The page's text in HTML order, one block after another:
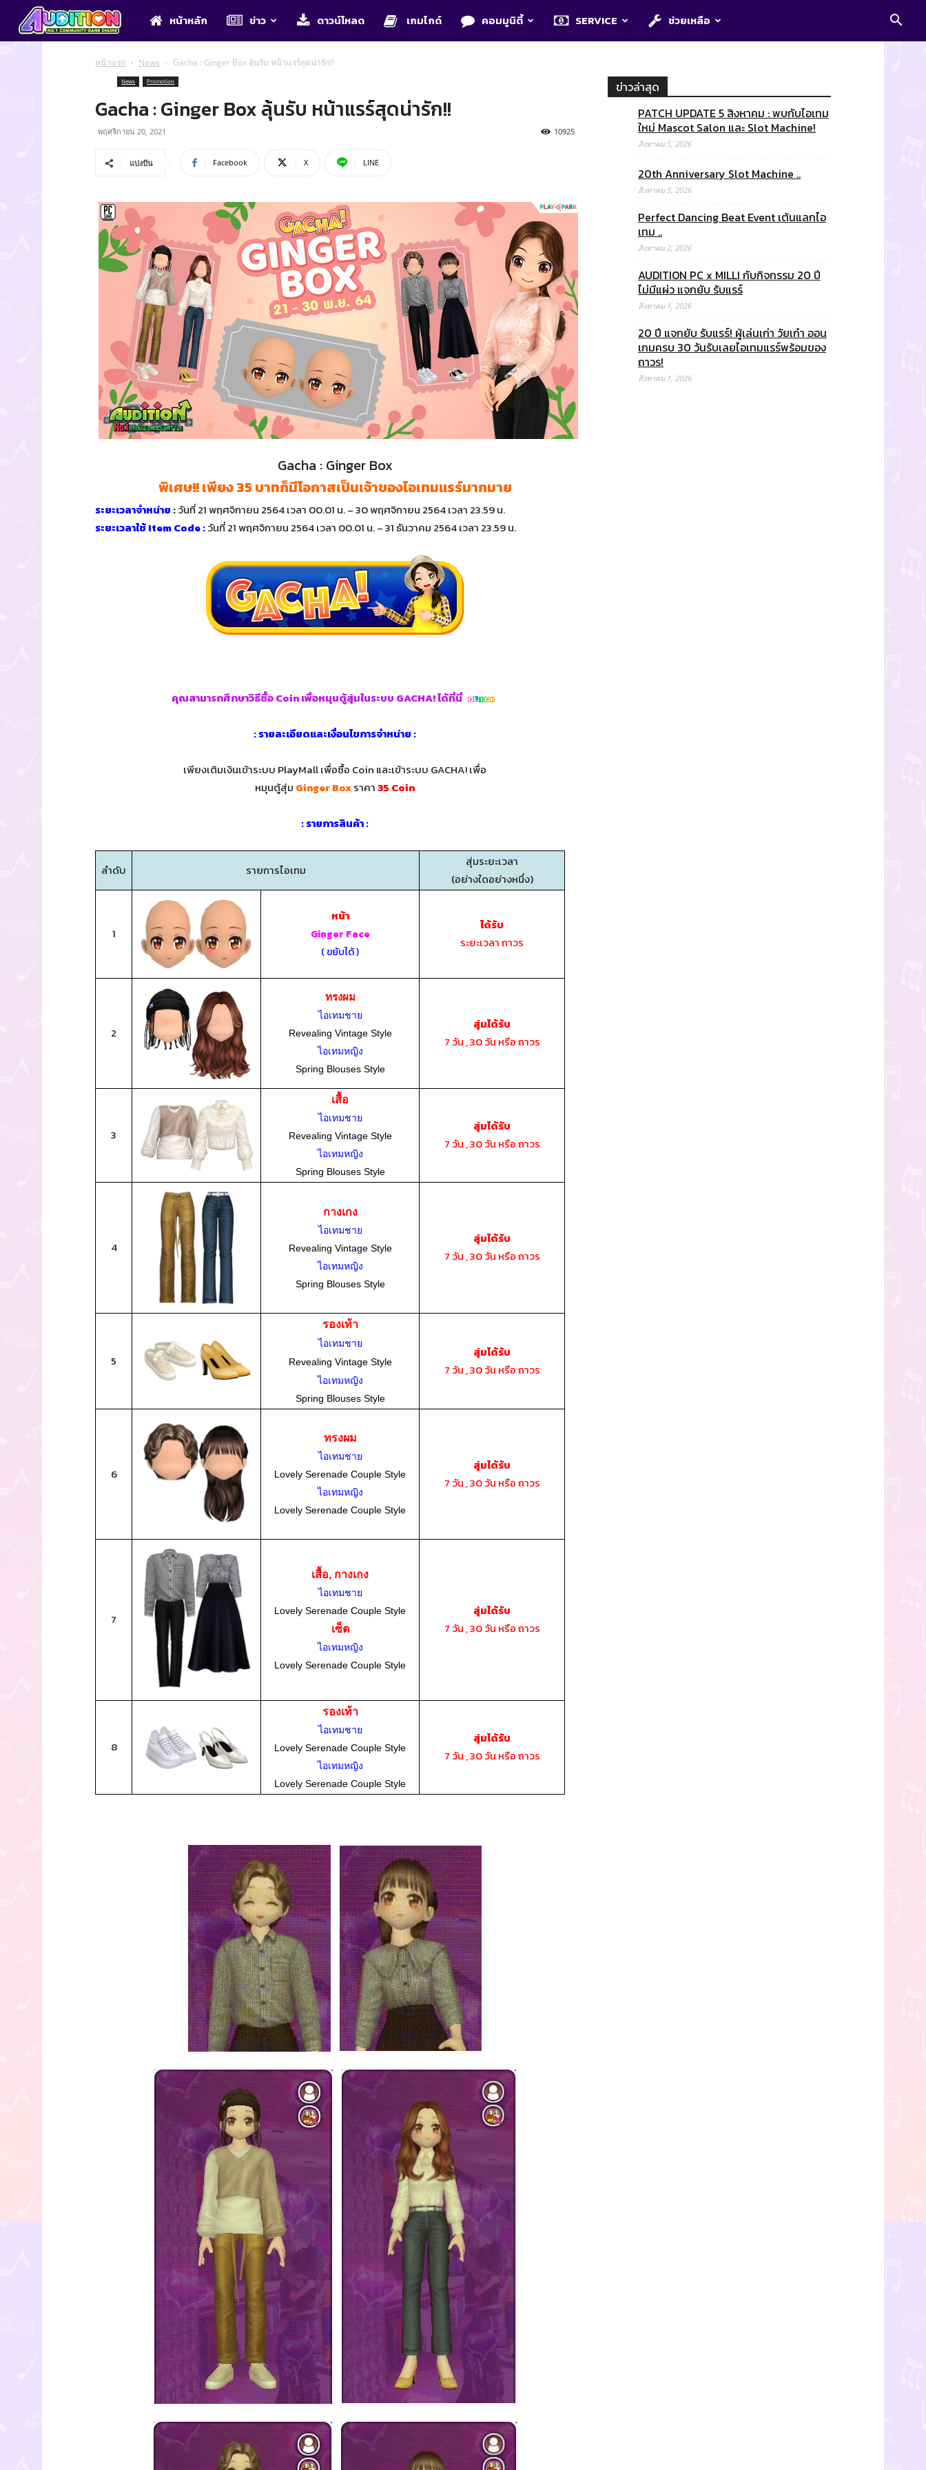
Auditionหน้าหลัก ข่าว ดาวน์โหลด เกมไกด์ คอมมูนิตี้ SERVICE ช่วยเหลือ
หน้าแรก News Gacha : Ginger Box ลุ้นรับ หน้าแรร์สุดน่ารัก!!
News Promotion
Gacha : Ginger Box ลุ้นรับ หน้าแรร์สุดน่ารัก!!
พฤศจิกายน 20, 2021 10925
แบ่งปัน Facebook X LINE
Gacha : Ginger Box
พิเศษ!! เพียง 35 บาทก็มีโอกาสเป็นเจ้าของไอเทมแรร์มากมาย
ระยะเวลาจำหน่าย :วันที่ 21 พฤศจิกายน 2564 เวลา 00.01 น. – 30 พฤศจิกายน 2564 เวลา 23.59 น.
ระยะเวลาใช้ Item Code :วันที่ 21 พฤศจิกายน 2564 เวลา 00.01 น. – 31 ธันวาคม 2564 เวลา 23.59 น.
คุณสามารถศึกษาวิธีซื้อ Coin เพื่อหมุนตู้สุ่มในระบบ GACHA! ได้ที่นี่
: รายละเอียดและเงื่อนไขการจำหน่าย :
เพียงเติมเงินเข้าระบบ PlayMall เพื่อซื้อ Coin และเข้าระบบ GACHA! เพื่อ
หมุนตู้สุ่ม Ginger Boxราคา35 Coin
: รายการสินค้า :
ลำดับ รายการไอเทม
สุ่มระยะเวลา
(อย่างใดอย่างหนึ่ง)
1
หน้า
Ginger Face
( ขยับได้ )
ได้รับ
ระยะเวลา ถาวร
2
ทรงผม
ไอเทมชาย
Revealing Vintage Style
ไอเทมหญิง
Spring Blouses Style
สุ่มได้รับ
7 วัน , 30 วัน หรือ ถาวร
3
เสื้อ
ไอเทมชาย
Revealing Vintage Style
ไอเทมหญิง
Spring Blouses Style
สุ่มได้รับ
7 วัน , 30 วัน หรือ ถาวร
4
กางเกง
ไอเทมชาย
Revealing Vintage Style
ไอเทมหญิง
Spring Blouses Style
สุ่มได้รับ
7 วัน , 30 วัน หรือ ถาวร
5
รองเท้า
ไอเทมชาย
Revealing Vintage Style
ไอเทมหญิง
Spring Blouses Style
สุ่มได้รับ
7 วัน , 30 วัน หรือ ถาวร
6
ทรงผม
ไอเทมชาย
Lovely Serenade Couple Style
ไอเทมหญิง
Lovely Serenade Couple Style
สุ่มได้รับ
7 วัน , 30 วัน หรือ ถาวร
7
เสื้อ, กางเกง
ไอเทมชาย
Lovely Serenade Couple Style
เซ็ต
ไอเทมหญิง
Lovely Serenade Couple Style
สุ่มได้รับ
7 วัน , 30 วัน หรือ ถาวร
8
รองเท้า
ไอเทมชาย
Lovely Serenade Couple Style
ไอเทมหญิง
Lovely Serenade Couple Style
สุ่มได้รับ
7 วัน , 30 วัน หรือ ถาวร
ข่าวล่าสุด
PATCH UPDATE 5 สิงหาคม : พบกับไอเทม
ใหม่ Mascot Salon และ Slot Machine!
สิงหาคม 5, 2026
20th Anniversary Slot Machine ..
สิงหาคม 5, 2026
Perfect Dancing Beat Event เต้นแลกไอ
เทม ..
สิงหาคม 2, 2026
AUDITION PC x MILLI กับกิจกรรม 20 ปี
ไม่มีแผ่ว แจกยับ รับแรร์
สิงหาคม 1, 2026
20 ปี แจกยับ รับแรร์! ผู้เล่นเก่า วัยเก๋า ออน
เกมครบ 30 วันรับเลยไอเทมแรร์พร้อมของ
ถาวร!
สิงหาคม 1, 2026